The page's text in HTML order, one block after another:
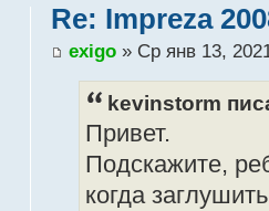
Re: Impreza
exigo» Ср янв 13,
kevinstorm
Привет.
Подскажите,
когда